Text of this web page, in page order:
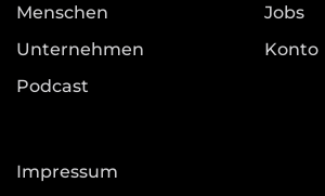
Menschen
Unternehmen
Podcast
Jobs
Konto
Impressum